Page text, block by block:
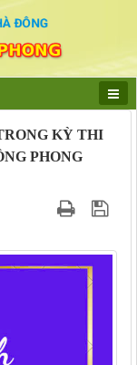
KỲ THI
PHONG